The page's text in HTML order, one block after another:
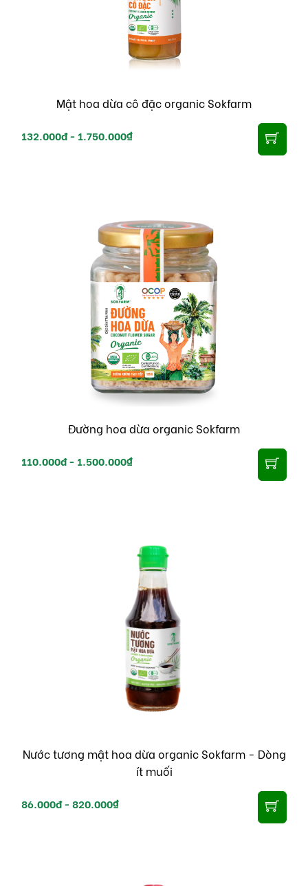
Mật hoa dừa cô đặc organic Sokfarm
132.000đ - 1.750.000₫
Đường hoa dừa organic Sokfarm
110.000đ - 1.500.000₫
Nước tương mật hoa dừa organic Sokfarm - Dòng
ít muối
86.000đ -820.000₫